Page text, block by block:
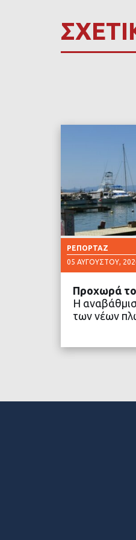
ΡΕΠΟΡΤΆΖ
05 ΑΥΓΟΎΣΤΟΥ,
Προχωρά το
Η
των νέων